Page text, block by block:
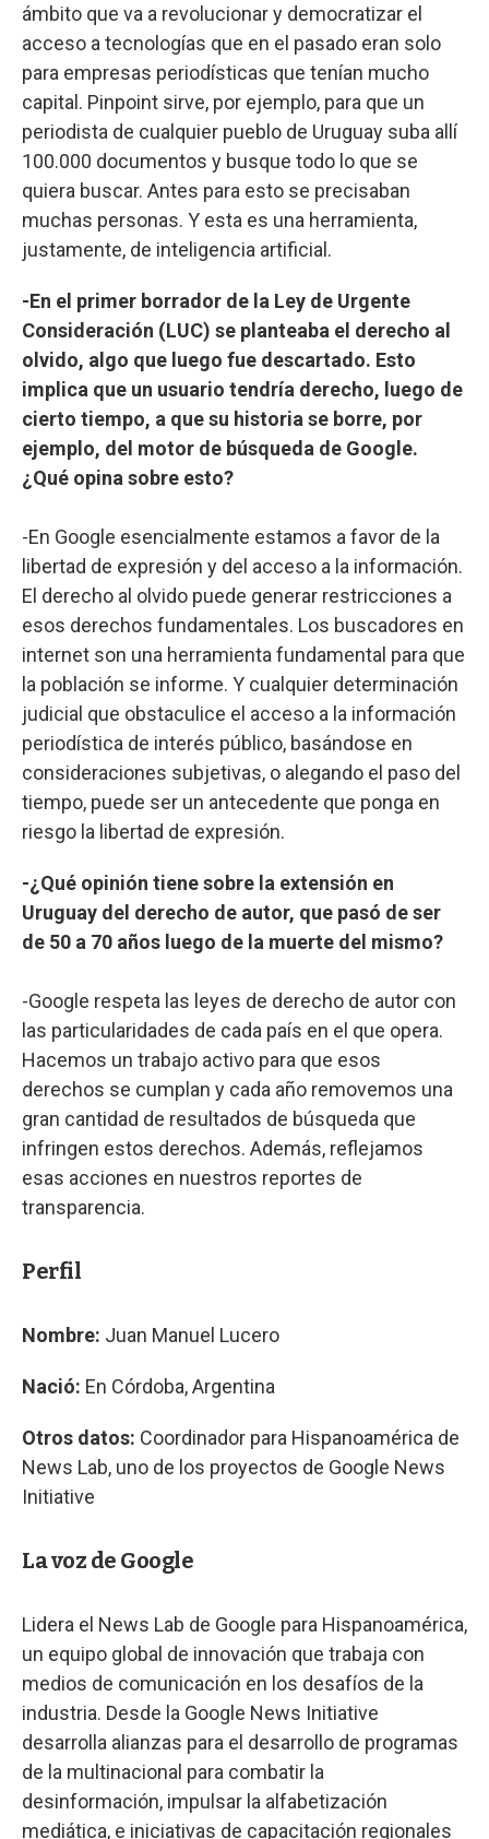
ámbito que va a revolucionar y democratizar el
acceso a tecnologías que en el pasado eran solo
para empresas periodísticas que tenían mucho
capital. Pinpoint sirve, por ejemplo, para que un
periodista de cualquier pueblo de Uruguay suba allí
100.000 documentos y busque todo lo que se
quiera buscar. Antes para esto se precisaban
muchas personas. Y esta es una herramienta,
justamente, de inteligencia artificial.
-En el primer borrador de la Ley de Urgente
Consideración (LUC) se planteaba el derecho al
olvido, algo que luego fue descartado. Esto
implica que un usuario tendría derecho, luego de
cierto tiempo, a que su historia se borre, por
ejemplo, del motor de búsqueda de Google.
¿Qué opina sobre esto?
-En Google esencialmente estamos a favor de la
libertad de expresión y del acceso a la información.
El derecho al olvido puede generar restricciones a
esos derechos fundamentales. Los buscadores en
internet son una herramienta fundamental para que
la población se informe. Y cualquier determinación
judicial que obstaculice el acceso a la información
periodística de interés público, basándose en
consideraciones subjetivas, o alegando el paso del
tiempo, puede ser un antecedente que ponga en
riesgo la libertad de expresión.
-¿Qué opinión tiene sobre la extensión en
Uruguay del derecho de autor, que pasó de ser
de 50 a 70 años luego de la muerte del mismo?
-Google respeta las leyes de derecho de autor con
las particularidades de cada país en el que opera.
Hacemos un trabajo activo para que esos
derechos se cumplan y cada año removemos una
gran cantidad de resultados de búsqueda que
infringen estos derechos. Además, reflejamos
esas acciones en nuestros reportes de
transparencia.
Perfil
Nombre: Juan Manuel Lucero
Nació: En Córdoba, Argentina
Otros datos: Coordinador para Hispanoamérica de
News Lab, uno de los proyectos de Google News
Initiative
La voz de Google
Lidera el News Lab de Google para Hispanoamérica,
un equipo global de innovación que trabaja con
medios de comunicación en los desafíos de la
industria. Desde la Google News Initiative
desarrolla alianzas para el desarrollo de programas
de la multinacional para combatir la
desinformación, impulsar la alfabetización
mediática, e iniciativas de capacitación regionales